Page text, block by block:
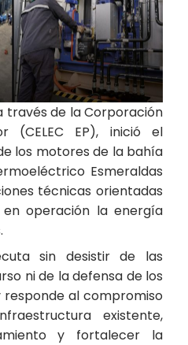
través de la Corporación
(CELEC EP), inició el
los motores de la bahía
Esmeraldas
técnicas orientadas
operación la energía
sin desistir de las
ni de la defensa de los
responde al compromiso
existente,
y fortalecer la